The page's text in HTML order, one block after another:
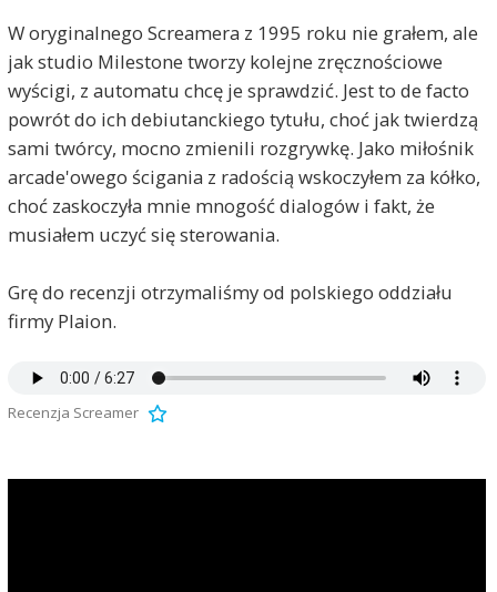
W oryginalnego Screamera z 1995 roku nie grałem, ale
jak studio Milestone tworzy kolejne zręcznościowe
wyścigi, z automatu chcę je sprawdzić. Jest to de facto
powrót do ich debiutanckiego tytułu, choć jak twierdzą
sami twórcy, mocno zmienili rozgrywkę. Jako miłośnik
arcade'owego ścigania z radością wskoczyłem za kółko,
choć zaskoczyła mnie mnogość dialogów i fakt, że
musiałem uczyć się sterowania.
Grę do recenzji otrzymaliśmy od polskiego oddziału
firmy Plaion.
Recenzja Screamer